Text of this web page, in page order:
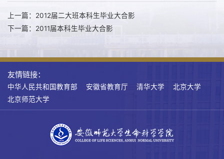
上一篇：2012届二大班本科生毕业大合影
下一篇：2011届本科生毕业大合影
友情链接：
中华人民共和国教育部 安徽省教育厅 清华大学
北京大学
北京师范大学